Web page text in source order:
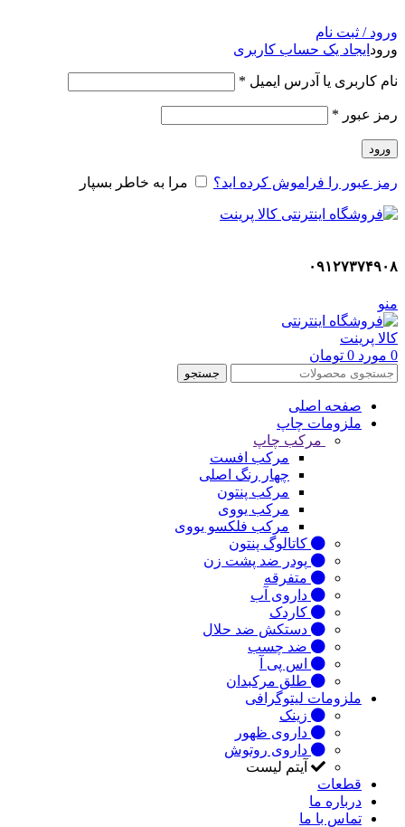
ورود / ثبت نام
ورود ایجاد یک حساب کاربری
نام کاربری یا آدرس ایمیل *
رمز عبور *
ورود
رمز عبور را فراموش کرده اید؟ مرا به خاطر بسپار
۰۹۱۲۷۳۷۴۹۰۸
منو
0 مورد 0 تومان
جستجو
صفحه اصلی
ملزومات چاپ
مرکب چاپ
مرکب افست
چهار رنگ اصلی
مرکب پنتون
مرکب یووی
مرکب فلکسو یووی
کاتالوگ پنتون
پودر ضد پشت زن
متفرقه
داروی آب
کاردک
دستکش ضد حلال
ضد چسب
اس پی آ
طلق مرکبدان
ملزومات لیتوگرافی
زینک
داروی ظهور
داروی روتوش
آیتم لیست
قطعات
درباره ما
تماس با ما